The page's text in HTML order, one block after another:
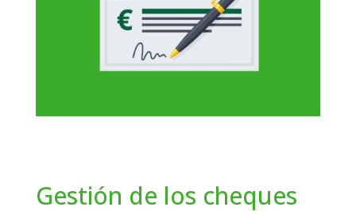
Gestión de los cheques